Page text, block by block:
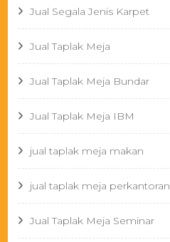
Jual Segala Jenis Karpet
Jual Taplak Meja
Jual Taplak Meja Bundar
Jual Taplak Meja IBM
jual taplak meja makan
jual taplak meja perkantoran
Jual Taplak Meja Seminar